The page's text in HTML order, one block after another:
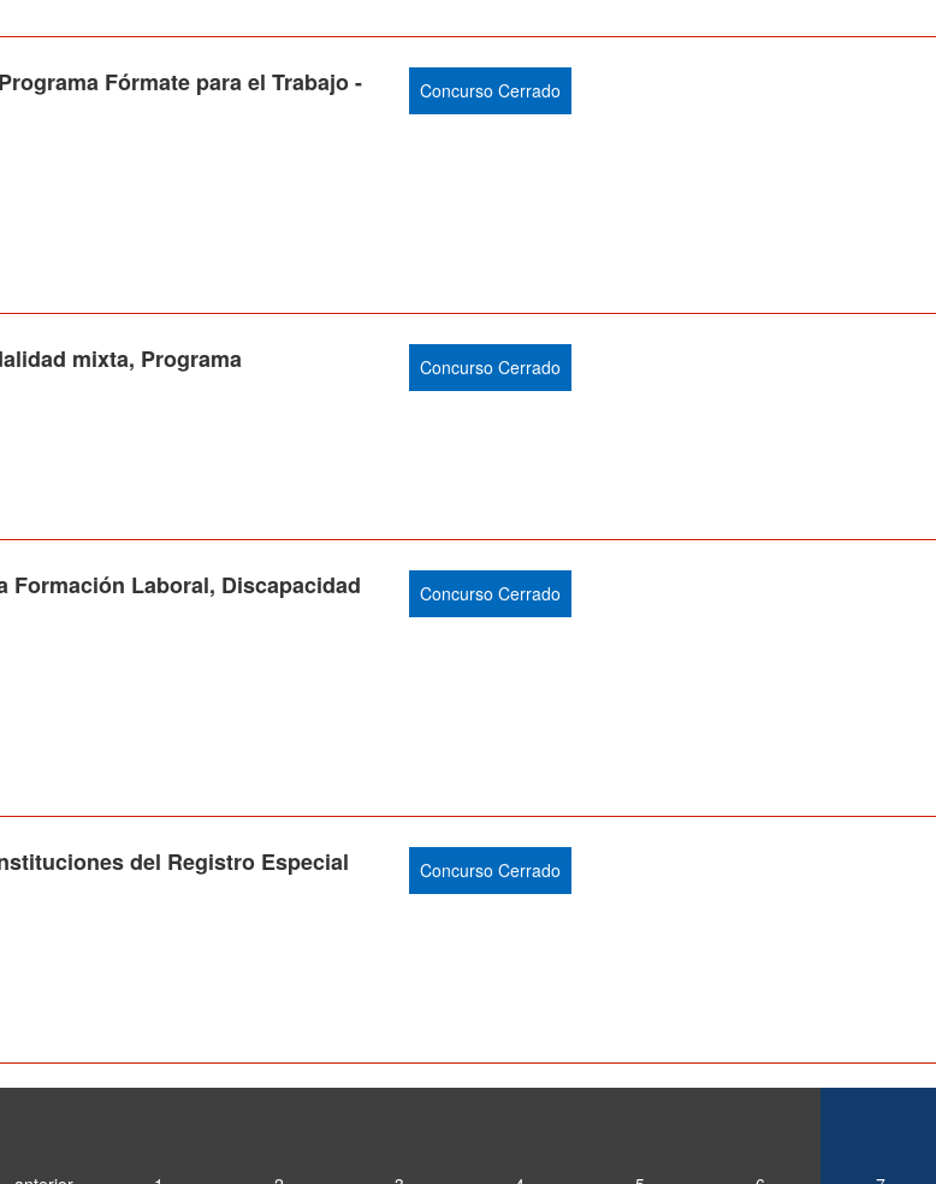
Fórmate para el Trabajo -
Concurso Cerrado
mixta, Programa
Concurso Cerrado
Formación Laboral, Discapacidad
Concurso Cerrado
del Registro Especial Concurso Cerrado